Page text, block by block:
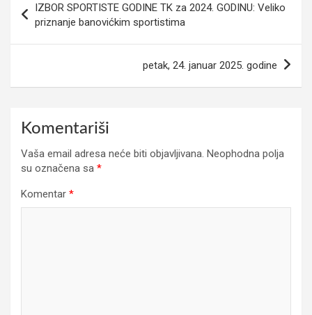
članaka
IZBOR SPORTISTE GODINE TK za 2024. GODINU: Veliko
priznanje banovićkim sportistima
petak, 24. januar 2025. godine
Komentariši
Vaša email adresa neće biti objavljivana. Neophodna polja
su označena sa *
Komentar *